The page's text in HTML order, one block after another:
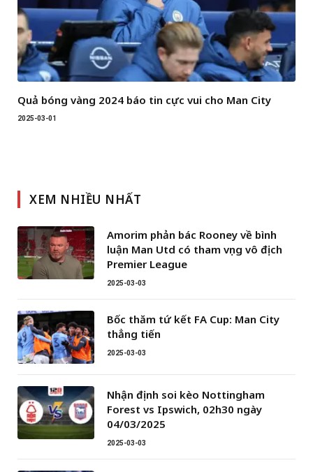
Quả bóng vàng 2024 báo tin cực vui cho Man City
2025-03-01
XEM NHIỀU NHẤT
Amorim phản bác Rooney về bình
luận Man Utd có tham vọng vô địch
Premier League
2025-03-03
Bốc thăm tứ kết FA Cup: Man City
thẳng tiến
2025-03-03
Nhận định soi kèo Nottingham
Forest vs Ipswich, 02h30 ngày
04/03/2025
2025-03-03